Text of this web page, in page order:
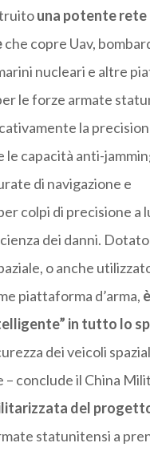
una potente rete
che copre Uav,
nucleari e altre
le forze armate
la
le capacità anti-
di navigazione e
colpi di precisione a
dei danni.
o anche
piattaforma d’arma,
in tutto lo
dei veicoli
– conclude il China
del
statunitensi a